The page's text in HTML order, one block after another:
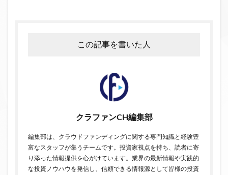
この記事を書いた人
クラファンCH編集部
編集部は、クラウドファンディングに関する専門知識と経験豊
富なスタッフが集うチームです。投資家視点を持ち、読者に寄
り添った情報提供を心がけています。業界の最新情報や実践的
な投資ノウハウを発信し、信頼できる情報源として皆様の投資